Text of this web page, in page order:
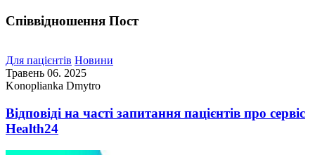
Співвідношення Пост
Для пацієнтів Новини
Травень 06. 2025
Konoplianka Dmytro
Відповіді на часті запитання пацієнтів про сервіс
Health24